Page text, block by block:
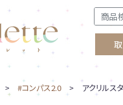
> #コンパス2.0 > アクリルスタ